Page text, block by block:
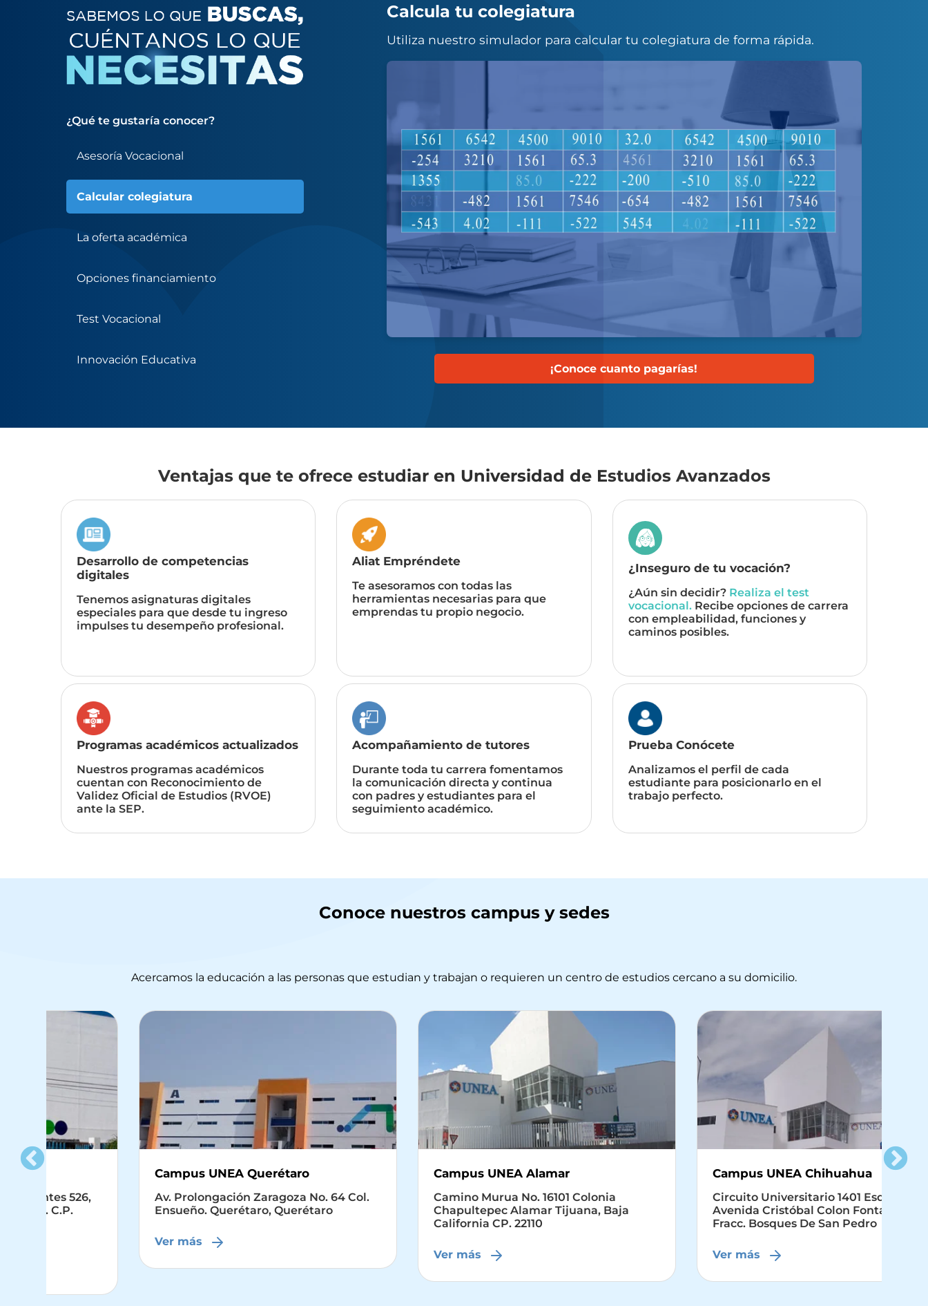
¿Qué te gustaría conocer?
Asesoría Vocacional
Calcular colegiatura
La oferta académica
Opciones financiamiento
Test Vocacional
Innovación Educativa
Calcula tu colegiatura
Utiliza nuestro simulador para calcular tu colegiatura de forma rápida.
¡Conoce cuanto pagarías!
Ventajas que te ofrece estudiar en Universidad de Estudios Avanzados
Desarrollo de competencias
digitales
Tenemos asignaturas digitales
especiales para que desde tu ingreso
impulses tu desempeño profesional.
Aliat Empréndete
Te asesoramos con todas las
herramientas necesarias para que
emprendas tu propio negocio.
¿Inseguro de tu vocación?
¿Aún sin decidir? Realiza el test
vocacional.Recibe opciones de carrera
con empleabilidad, funciones y
caminos posibles.
Programas académicos actualizados
Nuestros programas académicos
cuentan con Reconocimiento de
Validez Oficial de Estudios (RVOE)
ante la SEP.
Acompañamiento de tutores
Durante toda tu carrera fomentamos
la comunicación directa y continua
con padres y estudiantes para el
seguimiento académico.
Prueba Conócete
Analizamos el perfil de cada
estudiante para posicionarlo en el
trabajo perfecto.
Conoce nuestros campus y sedes
Acercamos la educación a las personas que estudian y trabajan o requieren un centro de estudios cercano a su domicilio.
Campus UNEA Querétaro
Av. Prolongación Zaragoza No. 64 Col.
Ensueño. Querétaro, Querétaro
Campus UNEA Alamar
Camino Murua No. 16101 Colonia
Chapultepec Alamar Tijuana, Baja
California CP. 22110
Ver más
Campus UNEA Chihuahua
Circuito Universitario 1401 Esquina Con
Avenida Cristóbal Colon Fontanarrosa
Fracc. Bosques De San Pedro